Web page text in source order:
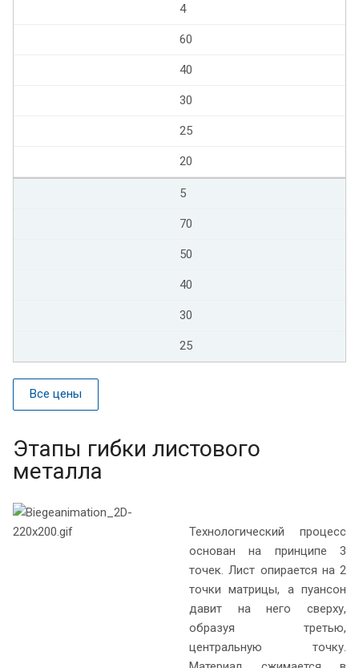
4
60
40
30
25
20
5
70
50
40
30
25
Все цены
Этапы гибки листового
металла
Технологический процесс
основан на принципе 3
точек. Лист опирается на 2
точки матрицы, а пуансон
давит на него сверху,
образуя третью,
центральную точку.